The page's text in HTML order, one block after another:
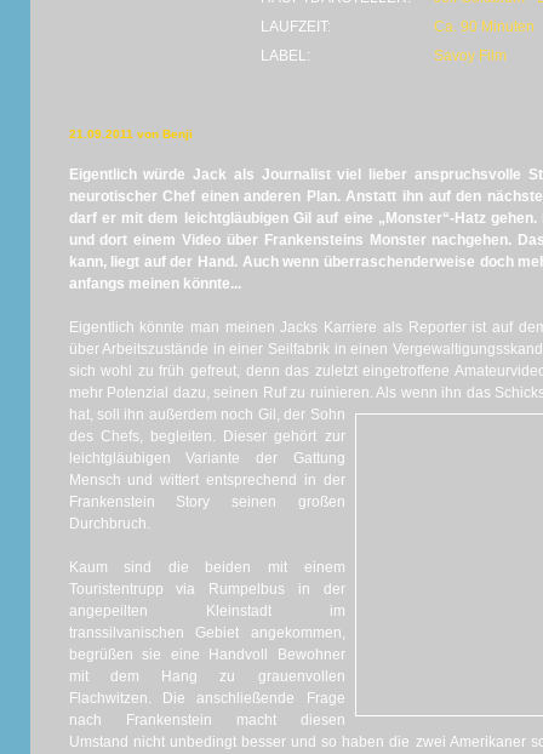
LAUFZEIT:
Ca. 90 Minuten
LABEL:
Savoy Film
21.09.2011 von Benji
Eigentlich würde Jack als Journalist viel lieber anspruchsvolle
neurotischer Chef einen anderen Plan. Anstatt ihn auf den
darf er mit dem leichtgläubigen Gil auf eine „Monster“-Hatz
und dort einem Video über Frankensteins Monster nachgehen.
kann, liegt auf der Hand. Auch wenn überraschenderweise doch
anfangs meinen könnte...
Eigentlich könnte man meinen Jacks Karriere als Reporter ist auf
über Arbeitszustände in einer Seilfabrik in einen
sich wohl zu früh gefreut, denn das zuletzt eingetroffene
mehr Potenzial dazu, seinen Ruf zu ruinieren. Als wenn ihn das
hat, soll ihn außerdem noch Gil, der Sohn
des Chefs, begleiten.
Dieser gehört zur
leichtgläubigen Variante der Gattung
Mensch und wittert entsprechend in der
Frankenstein Story seinen großen
Durchbruch.
Kaum sind die beiden mit einem
Touristentrupp via Rumpelbus in der
angepeilten Kleinstadt im
transsilvanischen Gebiet angekommen,
begrüßen sie eine Handvoll Bewohner
mit dem Hang zu grauenvollen
Flachwitzen.
Die anschließende Frage
nach Frankenstein macht diesen
Umstand nicht unbedingt besser und so haben die zwei Amerikaner